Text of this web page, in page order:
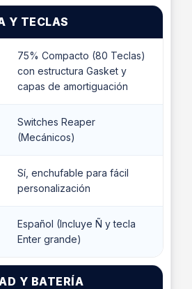
Y TECLAS
75% Compacto (80 Teclas)
con estructura Gasket y
capas de amortiguación
Switches Reaper
(Mecánicos)
Sí, enchufable para fácil
personalización
Español (Incluye Ñ y tecla
Enter grande)
Y BATERÍA